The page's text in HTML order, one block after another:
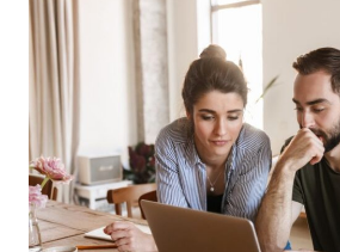
WEBOLDALAD
ÖSSZEZAVARJA
LÁTOGATÓKAT
ÉS
GÁTOLJA
A
VEVŐSZERZÉST